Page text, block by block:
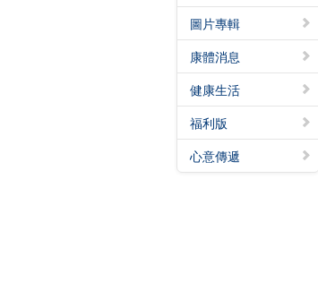
圖片專輯
康體消息
健康生活
福利版
心意傳遞